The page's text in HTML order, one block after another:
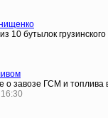
10 бутылок
о завозе ГСМ и